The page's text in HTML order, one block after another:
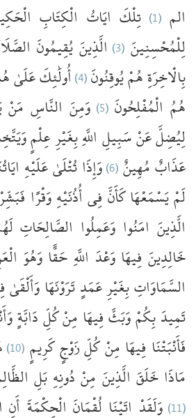
الم (1) تِلْكَ ايَاتُ الْكِتَابِ
لِلْمُحْسِنِينَ(3) الَّذِينَيُقِيمُونَ
بِالْاخِرَةِهُمْيُوقِنُونَ(4) أُولَٰئِكَعَلَىٰ
هُمُ الْمُفْلِحُونَ (5) وَمِنَ النَّاسِ مَنْ
لِيُضِلَّعَنْسَبِيلِاللَّهِبِغَيْرِعِلْمٍ
عَذَابٌمُهِينٌ(6) وَإِذَاتُتْلَىٰعَلَيْهِ
لَمْيَسْمَعْهَاكَأَنَّفِيأُذُنَيْهِوَقْرًا
الَّذِينَ امَنُوا وَعَمِلُوا الصَّالِحَاتِ
خَالِدِينَفِيهَاوَعْدَ اللَّهِحَقًّاوَهُوَ
السَّمَاوَاتِبِغَيْرِعَمَدٍتَرَوْنَهَاوَأَلْقَىٰ
تَمِيدَبِكُمْوَبَثَّفِيهَامِنْكُلِّدَابَّةٍ
فَأَنْبَتْنَافِيهَامِنْكُلِّزَوْجٍكَرِيمٍ(10)
مَاذَاخَلَقَ الَّذِينَ مِنْ دُونِهِبَلِ
(11)
وَلَقَدْ اتَيْنَا لُقْمَانَ الْحِكْمَةَ أَنِ